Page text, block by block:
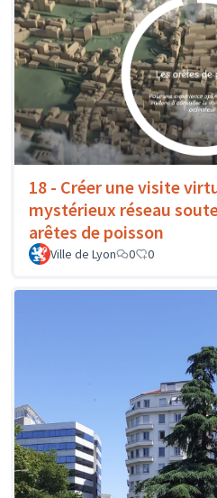
18 - Créer une visite
mystérieux réseau
arêtes de poisson
Ville de Lyon 0 0